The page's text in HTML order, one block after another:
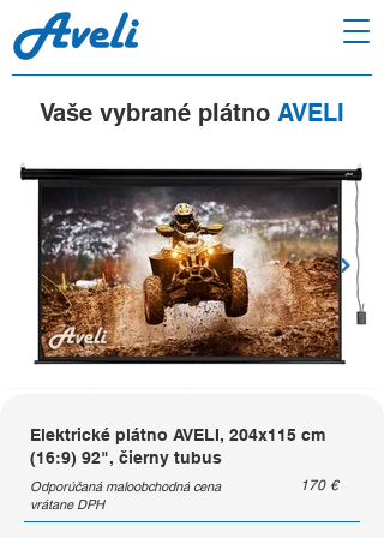
Vaše vybrané plátno AVELI
Elektrické plátno AVELI, 204x115 cm
(16:9) 92", čierny tubus
Odporúčaná maloobchodná cena
vrátane DPH
170 €